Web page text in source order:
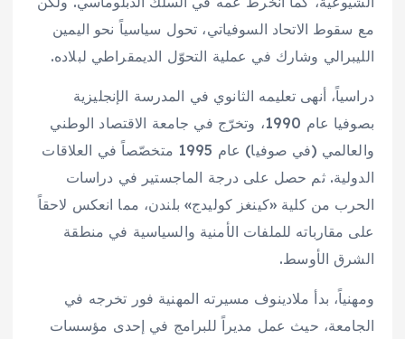
مع سقوط الاتحاد السوفياتي، تحول سياسياً نحو اليمين
الليبرالي وشارك في عملية التحوّل الديمقراطي لبلاده.
دراسياً، أنهى تعليمه الثانوي في المدرسة الإنجليزية
بصوفيا عام 1990، وتخرّج في جامعة الاقتصاد الوطني
والعالمي (في صوفيا) عام 1995 متخصّصاً في العلاقات
الدولية. ثم حصل على درجة الماجستير في دراسات
الحرب من كلية «كينغز كوليدج» بلندن، مما انعكس لاحقاً
على مقارباته للملفات الأمنية والسياسية في منطقة
الشرق الأوسط.
ومهنياً، بدأ ملادينوف مسيرته المهنية فور تخرجه في
الجامعة، حيث عمل مديراً للبرامج في إحدى مؤسسات